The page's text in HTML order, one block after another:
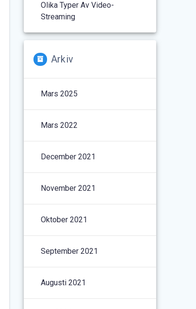
Olika Typer Av Video-
Streaming
Arkiv
Mars 2025
Mars 2022
December 2021
November 2021
Oktober 2021
September 2021
Augusti 2021